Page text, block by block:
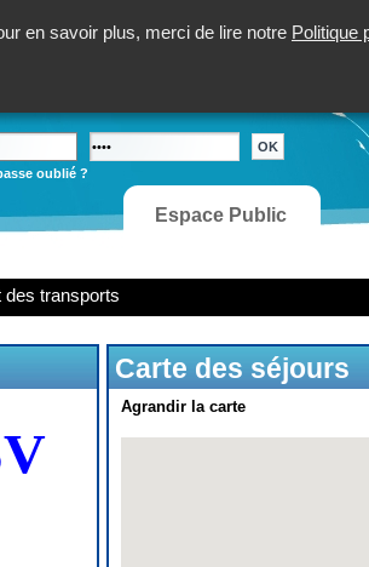
en savoir plus, merci de lire notre Politique
oublié ?
Espace Public
des transports
Carte des séjours
Agrandir la carte